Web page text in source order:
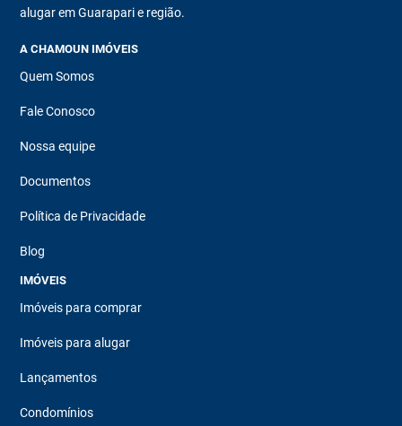
alugar em Guarapari e região.
A CHAMOUN IMÓVEIS
Quem Somos
Fale Conosco
Nossa equipe
Documentos
Política de Privacidade
Blog
IMÓVEIS
Imóveis para comprar
Imóveis para alugar
Lançamentos
Condomínios